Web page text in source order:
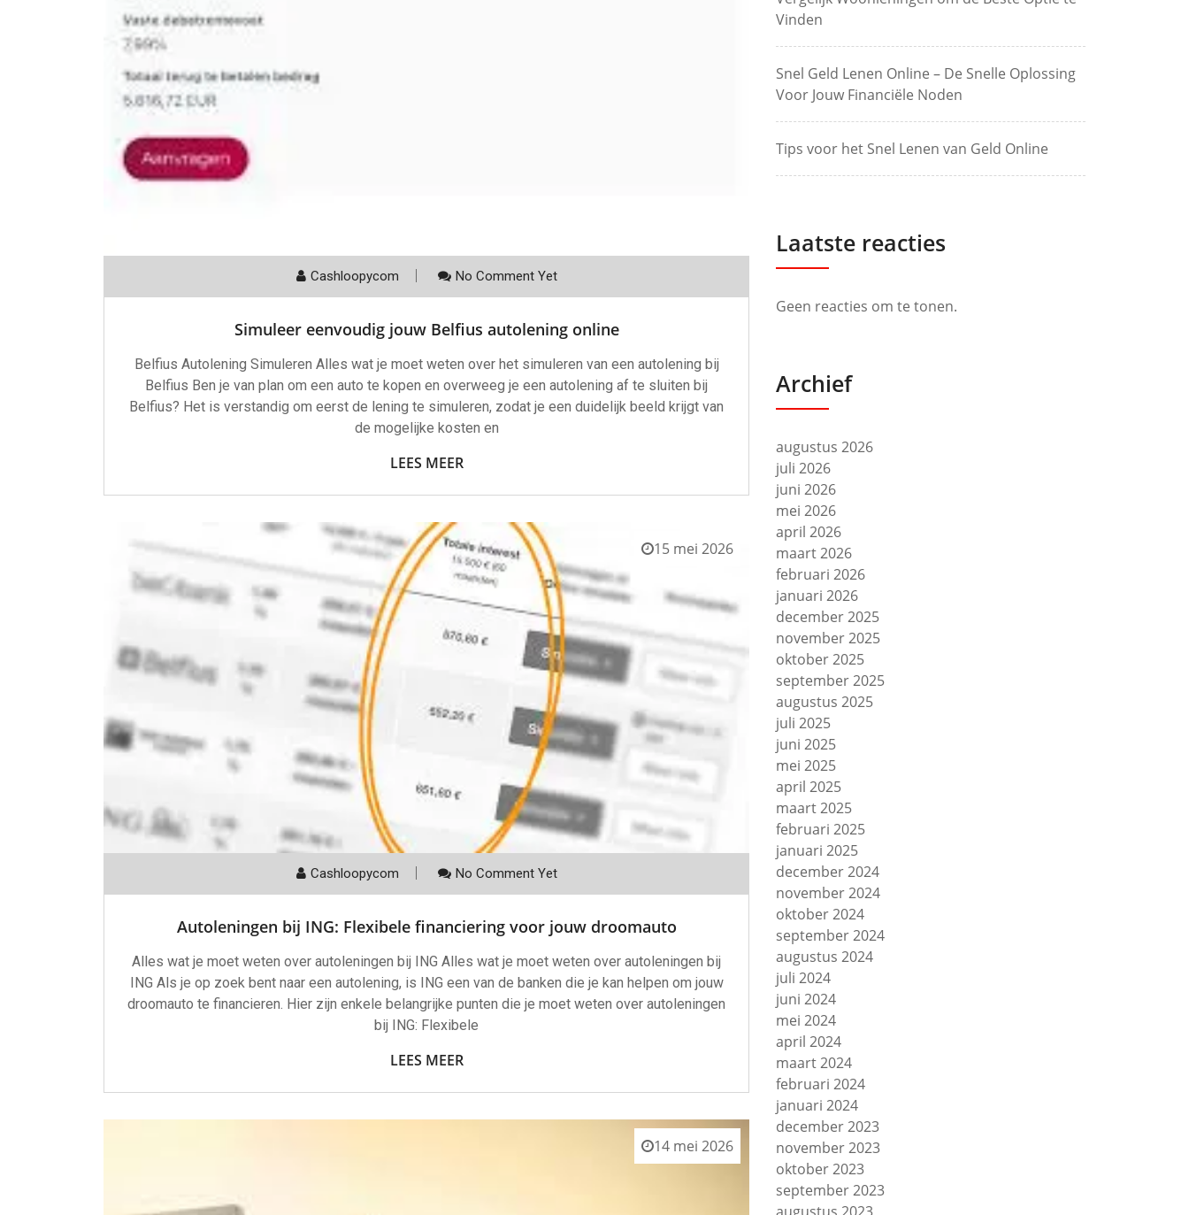
Cashloopycom No Comment Yet
Simuleer eenvoudig jouw Belfius autolening online
Belfius Autolening Simuleren Alles wat je moet weten over het simuleren van een autolening bij
Belfius Ben je van plan om een auto te kopen en overweeg je een autolening af te sluiten bij
Belfius? Het is verstandig om eerst de lening te simuleren, zodat je een duidelijk beeld krijgt van
de mogelijke kosten en
LEES MEER
15 mei 2026
Cashloopycom No Comment Yet
Autoleningen bij ING: Flexibele financiering voor jouw droomauto
Alles wat je moet weten over autoleningen bij ING Alles wat je moet weten over autoleningen bij
ING Als je op zoek bent naar een autolening, is ING een van de banken die je kan helpen om jouw
droomauto te financieren. Hier zijn enkele belangrijke punten die je moet weten over autoleningen
bij ING: Flexibele
LEES MEER
14 mei 2026
Vinden
Snel Geld Lenen Online – De Snelle Oplossing
Voor Jouw Financiële Noden
Tips voor het Snel Lenen van Geld Online
Laatste reacties
Geen reacties om te tonen.
Archief
augustus 2026
juli 2026
juni 2026
mei 2026
april 2026
maart 2026
februari 2026
januari 2026
december 2025
november 2025
oktober 2025
september 2025
augustus 2025
juli 2025
juni 2025
mei 2025
april 2025
maart 2025
februari 2025
januari 2025
december 2024
november 2024
oktober 2024
september 2024
augustus 2024
juli 2024
juni 2024
mei 2024
april 2024
maart 2024
februari 2024
januari 2024
december 2023
november 2023
oktober 2023
september 2023